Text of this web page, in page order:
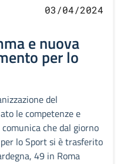
03/04/2024
e nuova
per lo
del
le competenze e
che dal giorno
lo Sport si è trasferito
49 in Roma